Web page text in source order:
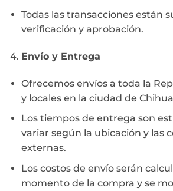
Todas las transacciones están
verificación y aprobación.
Envío y Entrega
Ofrecemos envíos a toda la
y locales en la ciudad de
Los tiempos de entrega son
variar según la ubicación y las
externas.
Los costos de envío serán
momento de la compra y se